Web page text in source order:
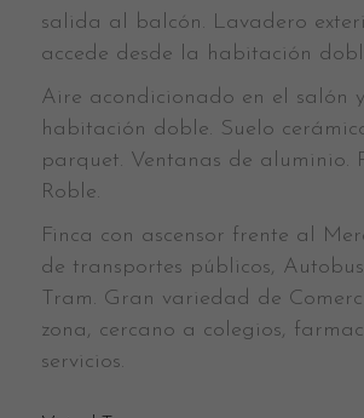
salida al balcón. Lavadero
accede desde la habitación
Aire acondicionado en el salón
habitación doble. Suelo
parquet. Ventanas de aluminio.
Roble.
Finca con ascensor frente al
de transportes públicos,
Tram. Gran variedad de
zona, cercano a colegios,
servicios.